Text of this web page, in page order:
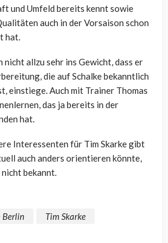
und Umfeld bereits kennt sowie
auch in der Vorsaison schon
hat.
nicht allzu sehr ins Gewicht, dass er
die auf Schalke bekanntlich
einstiege. Auch mit Trainer Thomas
das ja bereits in der
hat.
Interessenten für Tim Skarke gibt
auch anders orientieren könnte,
bekannt.
Berlin Tim Skarke